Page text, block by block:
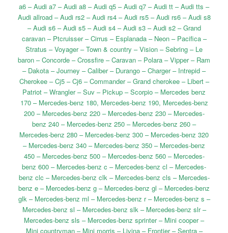
a6 – Audi a7 – Audi a8 – Audi q5 – Audi q7 – Audi tt – Audi tts –
Audi allroad – Audi rs2 – Audi rs4 – Audi rs5 – Audi rs6 – Audi s8
– Audi s6 – Audi s5 – Audi s4 – Audi s3 – Audi s2 – Grand
caravan – Ptcruisser – Cirrus – Esplanada – Neon – Pacifica –
Stratus – Voyager – Town & country – Vision – Sebring – Le
baron – Concorde – Crossfire – Caravan – Polara – Vipper – Ram
– Dakota – Journey – Caliber – Durango – Charger – Intrepid –
Cherokee – Cj5 – Cj6 – Commander – Grand cherokee – Libert –
Patriot – Wrangler – Suv – Pickup – Scorpio – Mercedes benz
170 – Mercedes-benz 180, Mercedes-benz 190, Mercedes-benz
200 – Mercedes-benz 220 – Mercedes-benz 230 – Mercedes-
benz 240 – Mercedes-benz 250 – Mercedes-benz 260 –
Mercedes-benz 280 – Mercedes-benz 300 – Mercedes-benz 320
– Mercedes-benz 340 – Mercedes-benz 350 – Mercedes-benz
450 – Mercedes-benz 500 – Mercedes-benz 560 – Mercedes-
benz 600 – Mercedes-benz c – Mercedes-benz cl – Mercedes-
benz clc – Mercedes-benz clk – Mercedes-benz cls – Mercedes-
benz e – Mercedes-benz g – Mercedes-benz gl – Mercedes-benz
glk – Mercedes-benz ml – Mercedes-benz r – Mercedes-benz s –
Mercedes-benz sl – Mercedes-benz slk – Mercedes-benz slr –
Mercedes-benz sls – Mercedes-benz sprinter – Mini cooper –
Mini countryman – Mini morris – Livina – Frontier – Sentra –